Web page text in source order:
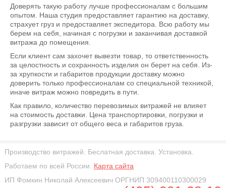
Доверять такую работу лучше профессионалам с большим
опытом. Наша студия предоставляет гарантию на доставку,
страхует груз и предоставляет экспедитора. Всю работу мы
берем на себя, начиная с погрузки и заканчивая доставкой
витража до помещения.
Если клиент сам захочет вывезти товар, то ответственность
за целостность и сохранность изделия он берет на себя. Из-
за хрупкости и габаритов продукции доставку можно
доверить только профессионалам со специальной техникой,
иначе витраж можно повредить в пути.
Как правило, количество перевозимых витражей не влияет
на стоимость доставки. Цена транспортировки, погрузки и
разгрузки зависит от общего веса и габаритов груза.
Производство витражей. Беслатная доставка. Установка.
Работаем по всей России. Карта сайта
ИП Фомкин Николай Алексеевич ОРГНИП 309400110300029